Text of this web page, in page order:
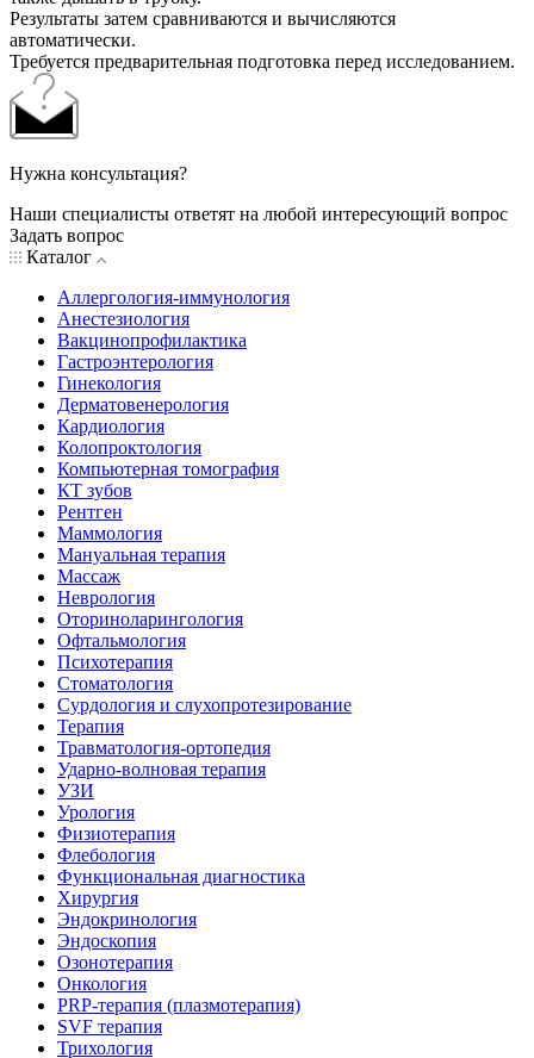
Результаты затем сравниваются и вычисляются
автоматически.
Требуется предварительная подготовка перед исследованием.
Нужна консультация?
Наши специалисты ответят на любой интересующий вопрос
Задать вопрос
Каталог
Аллергология-иммунология
Анестезиология
Вакцинопрофилактика
Гастроэнтерология
Гинекология
Дерматовенерология
Кардиология
Колопроктология
Компьютерная томография
КТ зубов
Рентген
Маммология
Мануальная терапия
Массаж
Неврология
Оториноларингология
Офтальмология
Психотерапия
Стоматология
Сурдология и слухопротезирование
Терапия
Травматология-ортопедия
Ударно-волновая терапия
УЗИ
Урология
Физиотерапия
Флебология
Функциональная диагностика
Хирургия
Эндокринология
Эндоскопия
Озонотерапия
Онкология
PRP-терапия (плазмотерапия)
SVF терапия
Трихология